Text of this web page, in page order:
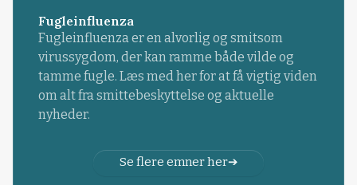
Fugleinfluenza
Fugleinfluenza er en alvorlig og smitsom
virussygdom, der kan ramme både vilde og
tamme fugle. Læs med her for at få vigtig viden
om alt fra smittebeskyttelse og aktuelle
nyheder.
Se flere emner her